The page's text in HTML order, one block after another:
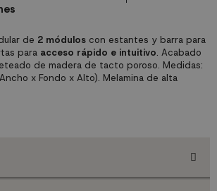
de 2 móduloscon estantes y barra para
para acceso rápido e intuitivo. Acabado
de madera de tacto poroso. Medidas:
x Fondo x Alto). Melamina de alta